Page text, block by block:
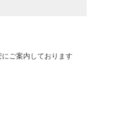
ご案内しております